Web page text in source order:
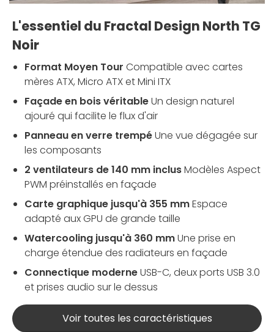
L'essentiel du Fractal Design North TG
Noir
Format Moyen Tour Compatible avec cartes
mères ATX, Micro ATX et Mini ITX
Façade en bois véritableUn design naturel
ajouré qui facilite le flux d'air
Panneau en verre trempéUne vue dégagée sur
les composants
2 ventilateurs de 140 mm inclusModèles Aspect
PWM préinstallés en façade
Carte graphique jusqu'à 355 mmEspace
adapté aux GPU de grande taille
Watercooling jusqu'à 360 mmUne prise en
charge étendue des radiateurs en façade
Connectique moderneUSB-C, deux ports USB 3.0
et prises audio sur le dessus
Voir toutes les caractéristiques